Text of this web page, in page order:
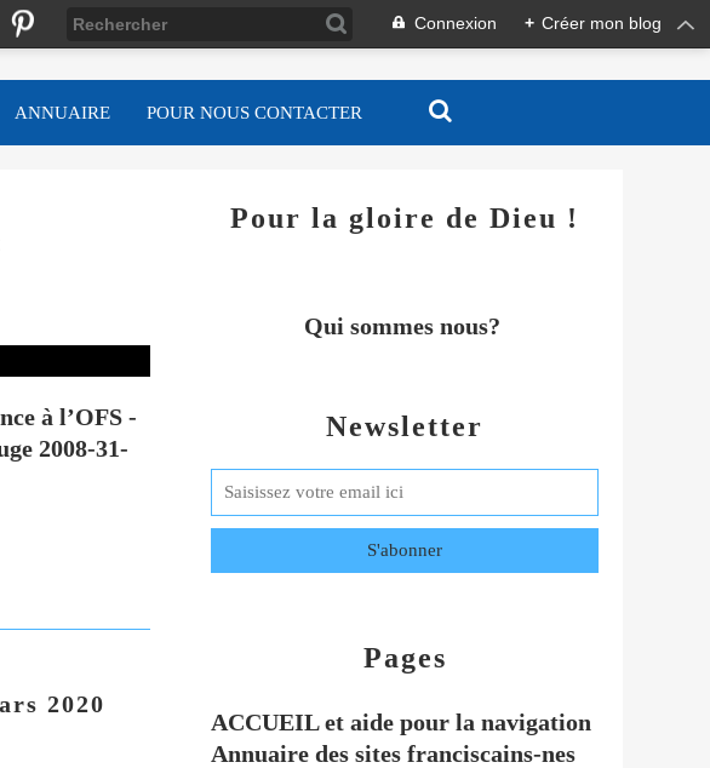
Connexion + Créer mon blog
ANNUAIRE POUR NOUS CONTACTER
à l’OFS -
2008-31-
2020
Newsletter
Pages
ACCUEIL et aide pour la navigation
Annuaire des sites franciscains-nes
Pour la gloire de Dieu !
Qui sommes nous?